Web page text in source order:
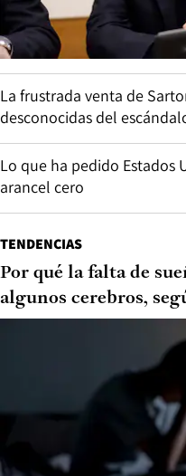
La frustrada venta de
desconocidas del
Lo que ha pedido Estados
arancel cero
TENDENCIAS
Por qué la falta de
algunos cerebros,